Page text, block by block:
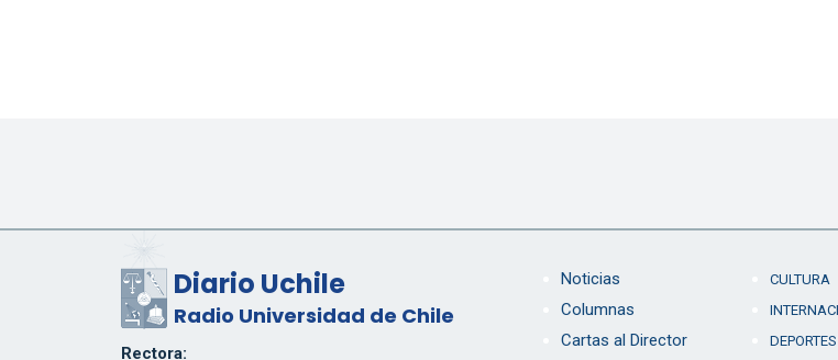
Diario Uchile
Radio Universidad de Chile
Rectora:
Noticias
Columnas
Cartas al Director
CULTURA
DEPORTES